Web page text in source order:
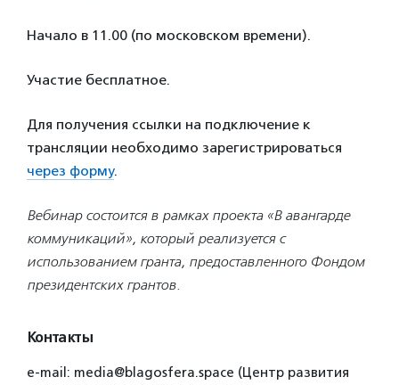
Начало в 11.00 (по московском времени).
Участие бесплатное.
Для получения ссылки на подключение к
трансляции необходимо зарегистрироваться
через форму.
Вебинар состоится в рамках проекта «В авангарде
коммуникаций», который реализуется с
использованием гранта, предоставленного Фондом
президентских грантов.
Контакты
e-mail: media@blagosfera.space (Центр развития